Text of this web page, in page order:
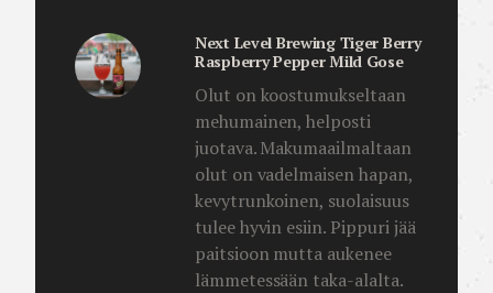
Next Level Brewing Tiger Berry
Raspberry Pepper Mild Gose
Olut on koostumukseltaan
mehumainen, helposti
juotava. Makumaailmaltaan
olut on vadelmaisen hapan,
kevytrunkoinen, suolaisuus
tulee hyvin esiin. Pippuri jää
paitsioon mutta aukenee
lämmetessään taka-alalta.